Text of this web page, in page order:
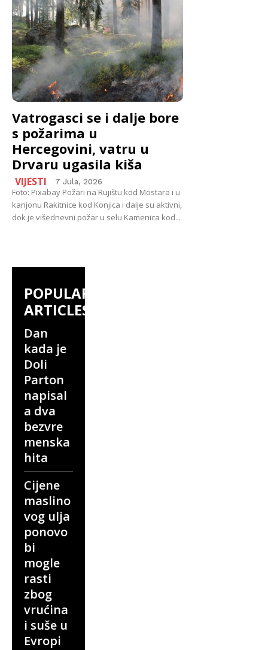
Vatrogasci se i dalje bore
s požarima u
Hercegovini, vatru u
Drvaru ugasila kiša
VIJESTI 7 Jula, 2026
Foto: Pixabay Požari na Rujištu kod Mostara i u
kanjonu Rakitnice kod Konjica i dalje su aktivni,
dok je višednevni požar u selu Kamenica kod...
POPULAR
ARTICLES
Dan
kada je
Doli
Parton
napisal
a dva
bezvre
menska
hita
Cijene
maslino
vog ulja
ponovo
bi
mogle
rasti
zbog
vrućina
i suše u
Evropi